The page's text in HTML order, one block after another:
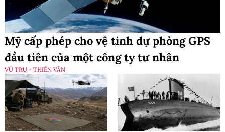
Mỹ cấp phép cho vệ tinh dự phòng GPS
đầu tiên của một công ty tư nhân
VŨ TRỤ - THIÊN VĂN